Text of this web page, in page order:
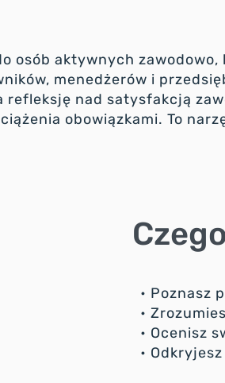
osób aktywnych
menedżerów i
refleksję nad satysfakcją
obowiązkami. To
• Poznasz
•
• Ocenisz
•